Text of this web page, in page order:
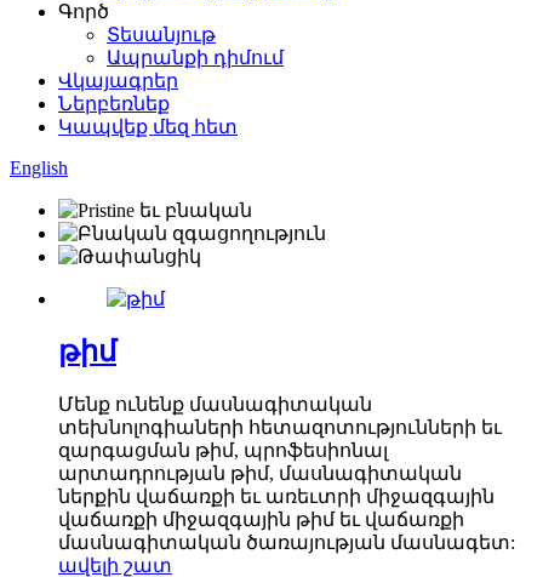
Գործ
Տեսանյութ
Ապրանքի դիմում
Վկայագրեր
Ներբեռնեք
Կապվեք մեզ հետ
English
թիմ
Մենք ունենք մասնագիտական ​​
տեխնոլոգիաների հետազոտությունների եւ
զարգացման թիմ, պրոֆեսիոնալ
արտադրության թիմ, մասնագիտական ​​
ներքին վաճառքի եւ առեւտրի միջազգային
վաճառքի միջազգային թիմ եւ վաճառքի
մասնագիտական ​​ծառայության մասնագետ:
ավելի շատ